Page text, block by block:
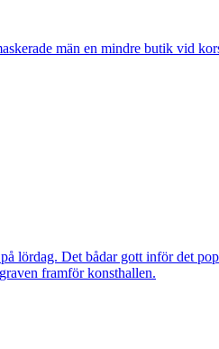
män en mindre butik vid
Det bådar gott inför det
framför konsthallen.